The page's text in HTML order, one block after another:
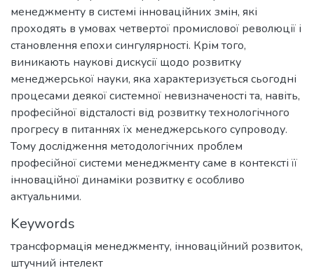
менеджменту в системі інноваційних змін, які
проходять в умовах четвертої промислової революції і
становлення епохи сингулярності. Крім того,
виникають наукові дискусії щодо розвитку
менеджерської науки, яка характеризується сьогодні
процесами деякої системної невизначеності та, навіть,
професійної відсталості від розвитку технологічного
прогресу в питаннях їх менеджерського супроводу.
Тому дослідження методологічних проблем
професійної системи менеджменту саме в контексті її
інноваційної динаміки розвитку є особливо
актуальними.
Keywords
трансформація менеджменту, інноваційний розвиток,
штучний інтелект